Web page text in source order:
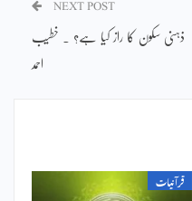
NEXT POST
ذہنی سکون کا راز کیا ہے؟ ۔ خطیب
احمد
قرآنیات